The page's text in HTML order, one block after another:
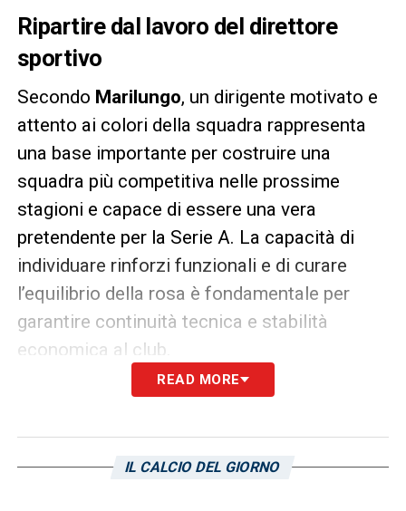
Ripartire dal lavoro del direttore
sportivo
Secondo Marilungo, un dirigente motivato e
attento ai colori della squadra rappresenta
una base importante per costruire una
squadra più competitiva nelle prossime
stagioni e capace di essere una vera
pretendente per la Serie A. La capacità di
individuare rinforzi funzionali e di curare
l’equilibrio della rosa è fondamentale per
garantire continuità tecnica e stabilità
economica al club.
LEGGI L’INTERVISTA ESCLUSIVA SOLO SU
LA PLAYLIST DELLE NOSTRE TOP NEWS
READ MORE
IL CALCIO DEL GIORNO